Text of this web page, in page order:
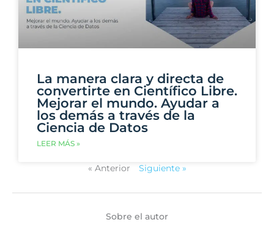
La manera clara y directa de
convertirte en Científico Libre.
Mejorar el mundo. Ayudar a
los demás a través de la
Ciencia de Datos
LEER MÁS »
« Anterior Siguiente »
Sobre el autor